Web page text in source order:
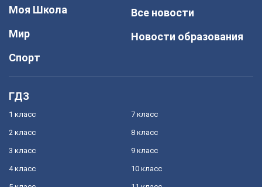
Моя Школа
Мир
Спорт
Все новости
Новости образования
ГДЗ
1 класс
2 класс
3 класс
4 класс
7 класс
8 класс
9 класс
10 класс